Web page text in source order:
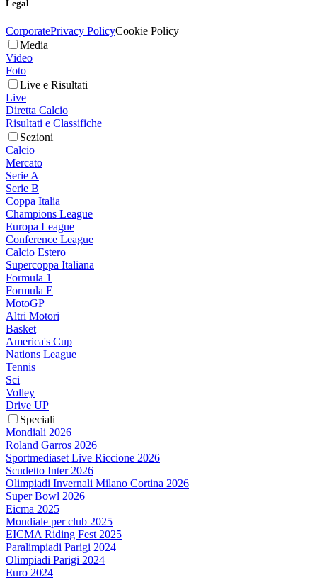
Legal
CorporatePrivacy PolicyCookie Policy
Media
Video
Foto
Live e Risultati
Live
Diretta Calcio
Risultati e Classifiche
Sezioni
Calcio
Mercato
Serie A
Serie B
Coppa Italia
Champions League
Europa League
Conference League
Calcio Estero
Supercoppa Italiana
Formula 1
Formula E
MotoGP
Altri Motori
Basket
America's Cup
Nations League
Tennis
Sci
Volley
Drive UP
Speciali
Mondiali 2026
Roland Garros 2026
Sportmediaset Live Riccione 2026
Scudetto Inter 2026
Olimpiadi Invernali Milano Cortina 2026
Super Bowl 2026
Eicma 2025
Mondiale per club 2025
EICMA Riding Fest 2025
Paralimpiadi Parigi 2024
Olimpiadi Parigi 2024
Euro 2024